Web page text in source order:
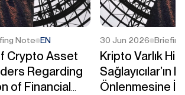
Note EN
Crypto Asset
Regarding
of Financial
30 Jun 2026
Kripto Varlık
Sağlayıcılar’ın
Önlenmesine